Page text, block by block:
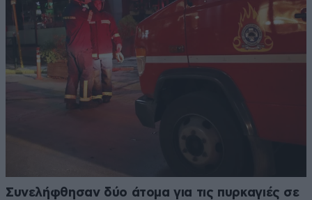
Συνελήφθησαν δύο άτομα για τις πυρκαγιές σε